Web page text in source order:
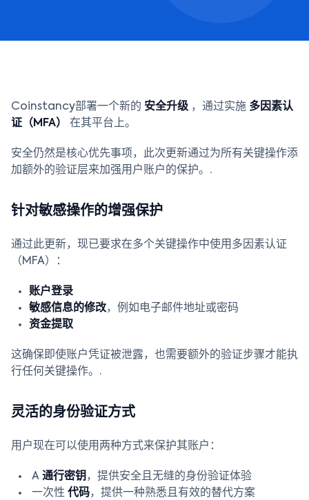
Coinstancy部署一个新的 安全升级 ，通过实施 多因素认
证（MFA）
在其平台上。
安全仍然是核心优先事项，此次更新通过为所有关键操作添
加额外的验证层来加强用户账户的保护。.
针对敏感操作的增强保护
通过此更新，现已要求在多个关键操作中使用多因素认证
（MFA）：
账户登录
敏感信息的修改，例如电子邮件地址或密码
资金提取
这确保即使账户凭证被泄露，也需要额外的验证步骤才能执
行任何关键操作。.
灵活的身份验证方式
用户现在可以使用两种方式来保护其账户：
A 通行密钥 ，提供安全且无缝的身份验证体验
一次性 代码，提供一种熟悉且有效的替代方案